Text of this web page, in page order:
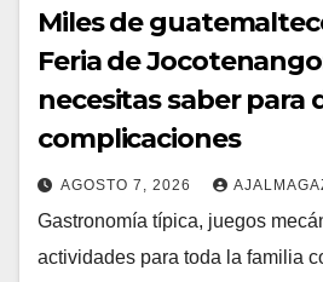
Miles de
Feria de
necesitas saber para
complicaciones
AGOSTO 7, 2026
Gastronomía típica, juegos
actividades para toda la familia